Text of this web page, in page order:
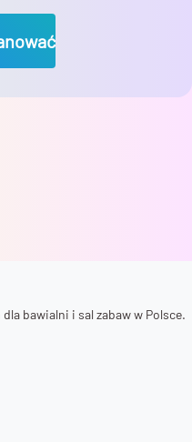
bawialni i sal zabaw w Polsce.